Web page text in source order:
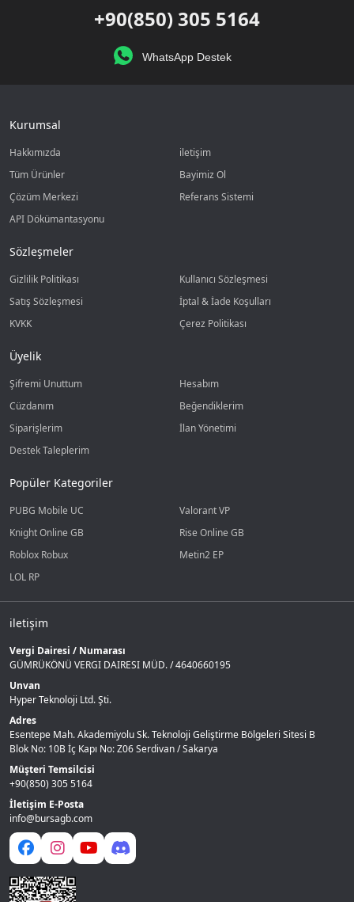
+90(850) 305 5164
WhatsApp Destek
Kurumsal
Hakkımızda
iletişim
Tüm Ürünler
Bayimiz Ol
Çözüm Merkezi
Referans Sistemi
API Dökümantasyonu
Sözleşmeler
Gizlilik Politikası
Kullanıcı Sözleşmesi
Satış Sözleşmesi
İptal & İade Koşulları
KVKK
Çerez Politikası
Üyelik
Şifremi Unuttum
Hesabım
Cüzdanım
Beğendiklerim
Siparişlerim
İlan Yönetimi
Destek Taleplerim
Popüler Kategoriler
PUBG Mobile UC
Valorant VP
Knight Online GB
Rise Online GB
Roblox Robux
Metin2 EP
LOL RP
iletişim
Vergi Dairesi / Numarası
GÜMRÜKÖNÜ VERGI DAIRESI MÜD. / 4640660195
Unvan
Hyper Teknoloji Ltd. Şti.
Adres
Esentepe Mah. Akademiyolu Sk. Teknoloji Geliştirme Bölgeleri Sitesi B
Blok No: 10B İç Kapı No: Z06 Serdivan / Sakarya
Müşteri Temsilcisi
+90(850) 305 5164
İletişim E-Posta
info@bursagb.com